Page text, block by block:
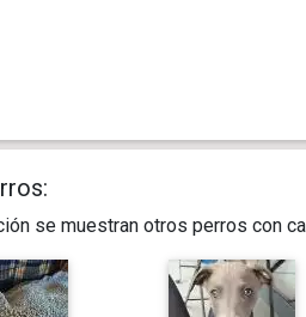
se muestran otros perros con